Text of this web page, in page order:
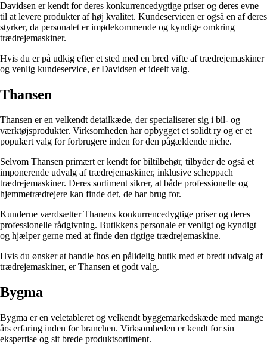
Davidsen er kendt for deres konkurrencedygtige priser og deres evne
til at levere produkter af høj kvalitet. Kundeservicen er også en af deres
styrker, da personalet er imødekommende og kyndige omkring
trædrejemaskiner.
Hvis du er på udkig efter et sted med en bred vifte af trædrejemaskiner
og venlig kundeservice, er Davidsen et ideelt valg.
Thansen
Thansen er en velkendt detailkæde, der specialiserer sig i bil- og
værktøjsprodukter. Virksomheden har opbygget et solidt ry og er et
populært valg for forbrugere inden for den pågældende niche.
Selvom Thansen primært er kendt for biltilbehør, tilbyder de også et
imponerende udvalg af trædrejemaskiner, inklusive scheppach
trædrejemaskiner. Deres sortiment sikrer, at både professionelle og
hjemmetrædrejere kan finde det, de har brug for.
Kunderne værdsætter Thanens konkurrencedygtige priser og deres
professionelle rådgivning. Butikkens personale er venligt og kyndigt
og hjælper gerne med at finde den rigtige trædrejemaskine.
Hvis du ønsker at handle hos en pålidelig butik med et bredt udvalg af
trædrejemaskiner, er Thansen et godt valg.
Bygma
Bygma er en veletableret og velkendt byggemarkedskæde med mange
års erfaring inden for branchen. Virksomheden er kendt for sin
ekspertise og sit brede produktsortiment.